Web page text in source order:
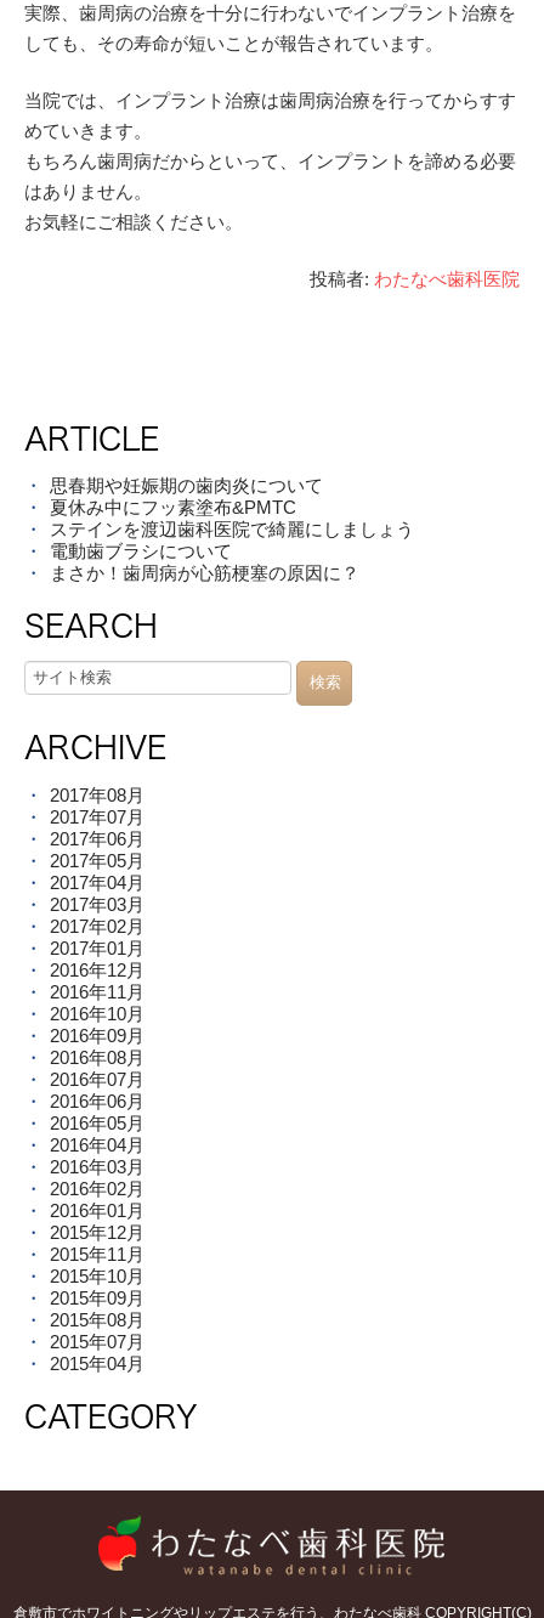
実際、歯周病の治療を十分に行わないでインプラント治療を
しても、その寿命が短いことが報告されています。
当院では、インプラント治療は歯周病治療を行ってからすす
めていきます。
もちろん歯周病だからといって、インプラントを諦める必要
はありません。
お気軽にご相談ください。
投稿者: わたなべ歯科医院
ARTICLE
思春期や妊娠期の歯肉炎について
夏休み中にフッ素塗布&PMTC
ステインを渡辺歯科医院で綺麗にしましょう
電動歯ブラシについて
まさか！歯周病が心筋梗塞の原因に？
SEARCH
ARCHIVE
2017年08月
2017年07月
2017年06月
2017年05月
2017年04月
2017年03月
2017年02月
2017年01月
2016年12月
2016年11月
2016年10月
2016年09月
2016年08月
2016年07月
2016年06月
2016年05月
2016年04月
2016年03月
2016年02月
2016年01月
2015年12月
2015年11月
2015年10月
2015年09月
2015年08月
2015年07月
2015年04月
CATEGORY
倉敷市でホワイトニングやリップエステを行う、わたなべ歯科 COPYRIGHT(C)